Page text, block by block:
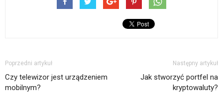
Poprzedni artykuł
Czy telewizor jest urządzeniem
mobilnym?
Następny artykuł
Jak stworzyć portfel na
kryptowaluty?